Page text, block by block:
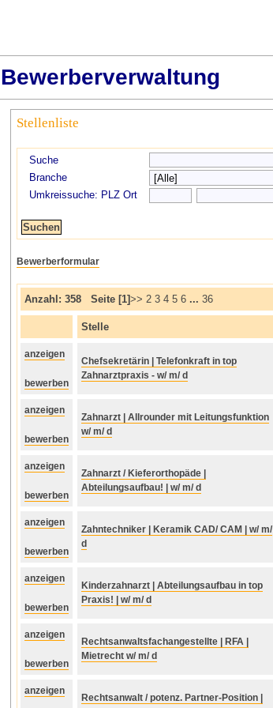
Stellenliste
Suche
Branche
Umkreissuche: PLZ Ort
Bewerberformular
Anzahl: 358 Seite [1]>> 2 3 4 5 6... 36
Stelle
anzeigen
bewerben
Chefsekretärin | Telefonkraft in top
Zahnarztpraxis - w/ m/ d
anzeigen
bewerben
Zahnarzt | Allrounder mit Leitungsfunktion
w/ m/ d
anzeigen
bewerben
Zahnarzt / Kieferorthopäde |
Abteilungsaufbau! | w/ m/ d
anzeigen
bewerben
Zahntechniker | Keramik CAD/ CAM | w/ m/
d
anzeigen
bewerben
Kinderzahnarzt | Abteilungsaufbau in top
Praxis! | w/ m/ d
anzeigen
bewerben
Rechtsanwaltsfachangestellte | RFA |
Mietrecht w/ m/ d
anzeigen
Rechtsanwalt / potenz. Partner-Position |